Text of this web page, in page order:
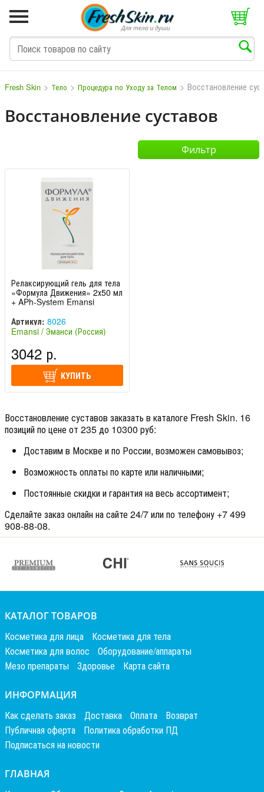
Fresh Skin > Тело > Процедура по Уходу за Телом > Восстановление
Восстановление суставов
Фильтр
Релаксирующий гель для тела
«Формула Движения» 2х50 мл
+ APh-System Emansi
Артикул: 8026
Emansi / Эманси (Россия)
3042 р.
КУПИТЬ
Восстановление суставов заказать в каталоге Fresh Skin. 16
позиций по цене от 235 до 10300 руб:
Доставим в Москве и по России, возможен самовывоз;
Возможность оплаты по карте или наличными;
Постоянные скидки и гарантия на весь ассортимент;
Сделайте заказ онлайн на сайте 24/7 или по телефону +7 499
908-88-08.
КАТАЛОГ ТОВАРОВ
Косметика для лица
Косметика для тела
Косметика для волос
Оборудование/аппараты
Мезо препараты
Здоровье Карта сайта
ИНФОРМАЦИЯ
Как сделать заказ Доставка Оплата
Возврат
Публичная оферта
Политика обработки ПД
Подписаться на новости
ГЛАВНАЯ
T V W